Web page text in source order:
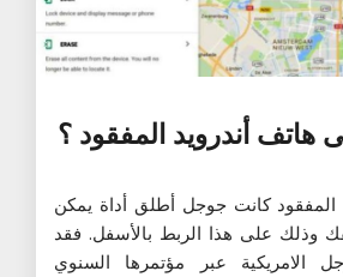
هاتف أندرويد المفقود ؟
المفقود كانت جوجل أطلق أداة يمكن
وذلك على هذا الربط بالأسفل. فقد
الامريكية عبر مؤتمرها السنوي